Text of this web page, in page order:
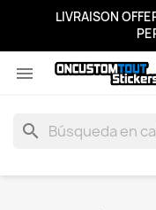
LIVRAISON

search